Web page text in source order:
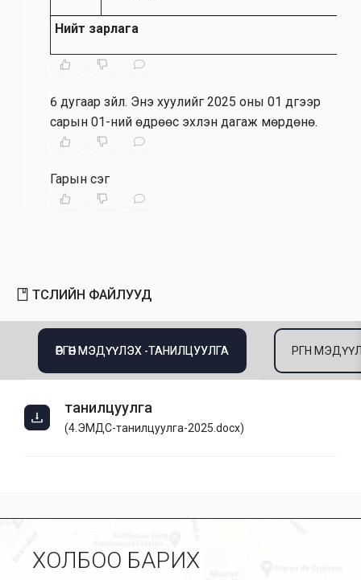
Нийт зарлага
6 дугаар зүйл. Энэ хуулийг 2025 оны 01 дүгээр
сарын 01-ний өдрөөс эхлэн дагаж мөрдөнө.
Гарын үсэг
ТӨСЛИЙН ФАЙЛУУД
ӨРГӨН МЭДҮҮЛЭХ -ТАНИЛЦУУЛГА ӨРГӨН
танилцуулга
(4.ЭМДС-танилцуулга-2025.docx)
ХОЛБОО БАРИХ